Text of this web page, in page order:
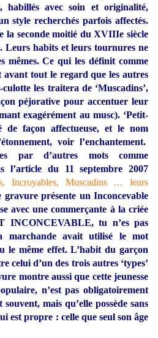
habillés avec soin et originalité,
style recherchés parfois affectés.
la seconde moitié du XVIIIe siècle
habits et leurs tournures ne
mêmes. Ce qui les définit comme
avant tout le regard que les autres
les traitera de ‘Muscadins’,
péjorative pour accentuer leur
exagérément au musc). ‘Petit-
de façon affectueuse, et le nom
voir l’enchantement.
par d’autres mots comme
l’article du 11 septembre 2007
Incroyables, Muscadins … leurs
gravure présente un Inconcevable
avec une commerçante à la criée
INCONCEVABLE, tu n’es pas
marchande avait utilisé le mot
le même effet. L’habit du garçon
celui d’un des trois autres ‘types’
montre aussi que cette jeunesse
n’est pas obligatoirement
mais qu’elle possède sans
est propre : celle que seul son âge